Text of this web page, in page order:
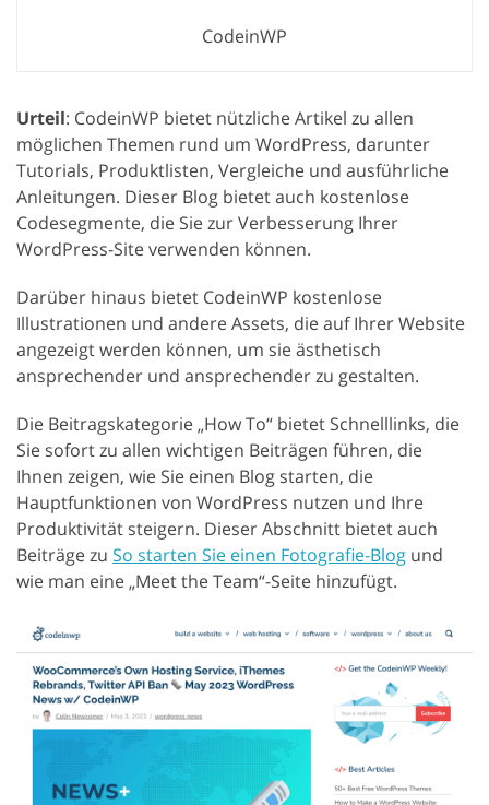
CodeinWP
Urteil: CodeinWP bietet nützliche Artikel zu allen
möglichen Themen rund um WordPress, darunter
Tutorials, Produktlisten, Vergleiche und ausführliche
Anleitungen. Dieser Blog bietet auch kostenlose
Codesegmente, die Sie zur Verbesserung Ihrer
WordPress-Site verwenden können.
Darüber hinaus bietet CodeinWP kostenlose
Illustrationen und andere Assets, die auf Ihrer Website
angezeigt werden können, um sie ästhetisch
ansprechender und ansprechender zu gestalten.
Die Beitragskategorie „How To“ bietet Schnelllinks, die
Sie sofort zu allen wichtigen Beiträgen führen, die
Ihnen zeigen, wie Sie einen Blog starten, die
Hauptfunktionen von WordPress nutzen und Ihre
Produktivität steigern. Dieser Abschnitt bietet auch
Beiträge zu So starten Sie einen Fotografie-Blog und
wie man eine „Meet the Team“-Seite hinzufügt.